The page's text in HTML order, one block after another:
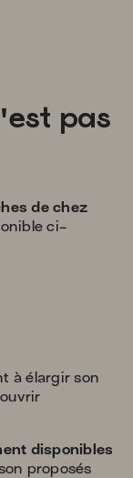
pas
de chez
ci-
à élargir son
disponibles
proposés